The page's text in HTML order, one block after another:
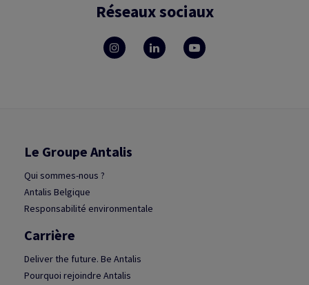
Réseaux sociaux
Le Groupe Antalis
Qui sommes-nous ?
Antalis Belgique
Responsabilité environmentale
Carrière
Deliver the future. Be Antalis
Pourquoi rejoindre Antalis